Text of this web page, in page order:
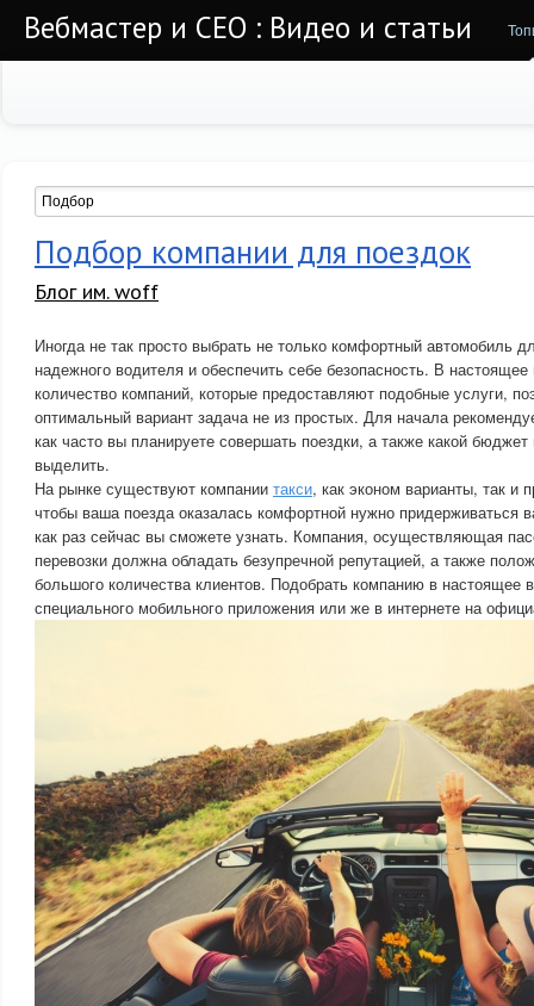
Вебмастер и СЕО : Видео и статьи
Подбор компании для поездок
Блог им. woff
Иногда не так просто выбрать не только комфортный автомобиль
надежного водителя и обеспечить себе безопасность. В
количество компаний, которые предоставляют подобные услуги,
оптимальный вариант задача не из простых. Для начала
как часто вы планируете совершать поездки, а также какой
выделить.
На рынке существуют компании такси, как эконом варианты, так и
чтобы ваша поезда оказалась комфортной нужно придерживаться
как раз сейчас вы сможете узнать. Компания, осуществляющая
перевозки должна обладать безупречной репутацией, а также
большого количества клиентов. Подобрать компанию в
специального мобильного приложения или же в интернете на